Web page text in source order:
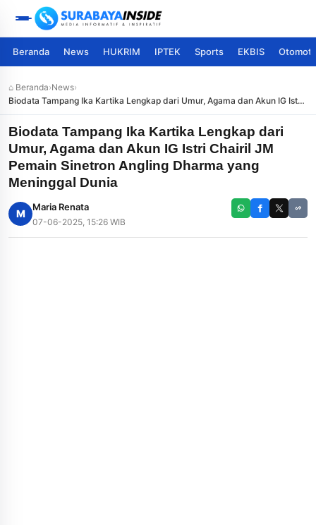
Beranda News HUKRIM IPTEK Sports EKBIS
⌂ Beranda›News›
Biodata Tampang Ika Kartika Lengkap dari Umur, Agama dan Akun IG Istri
Chairil JM Pemain Sinetron Angling Dharma yang Meninggal Dunia
Biodata Tampang Ika Kartika Lengkap dari
Umur, Agama dan Akun IG Istri Chairil JM
Pemain Sinetron Angling Dharma yang
Meninggal Dunia
M
Maria Renata
07-06-2025, 15:26 WIB